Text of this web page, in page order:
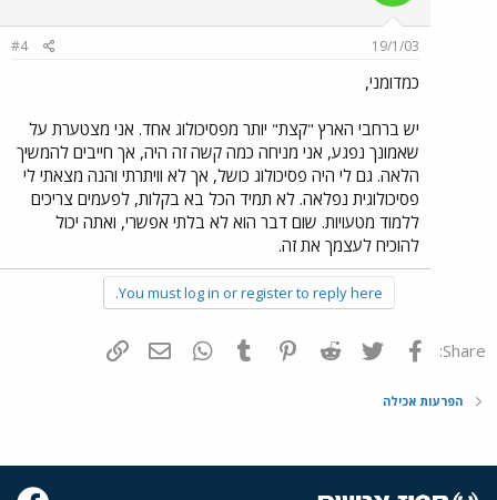
19/1/03
#4
כמדומני,
יש ברחבי הארץ "קצת" יותר מפסיכולוג אחד. אני מצטערת על
שאמונך נפגע, אני מניחה כמה קשה זה היה, אך חייבים להמשיך
הלאה. גם לי היה פסיכולוג כושל, אך לא וויתרתי והנה מצאתי לי
פסיכולוגית נפלאה. לא תמיד הכל בא בקלות, לפעמים צריכים
ללמוד מטעויות. שום דבר הוא לא בלתי אפשרי, ואתה יכול
להוכיח לעצמך את זה.
You must log in or register to reply here.
Share: פייסבוק Twitter
Reddit
Pinterest
Tumblr
WhatsAppדואר אלקטרוני
הפרעות אכילה